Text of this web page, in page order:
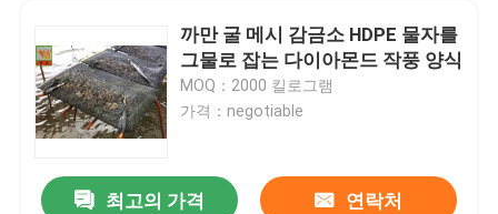
까만 굴 메시 감금소 HDPE 물자를
그물로 잡는 다이아몬드 작풍 양식
MOQ：2000 킬로그램
가격：negotiable
최고의 가격 연락처